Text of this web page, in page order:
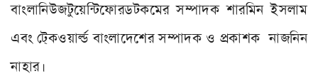
বাংলানিউজটুয়েন্টিফোরডটকমেরসম্পাদক শারমিন ইসলাম
এবং টে্কওয়ার্ল্ড বাংলাদেশের সম্পাদক ও প্রকাশক নাজনিন
নাহার।